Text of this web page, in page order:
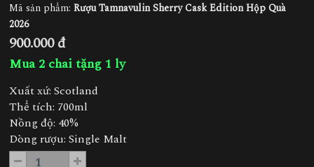
Mã sản phẩm: Rượu Tamnavulin Sherry Cask Edition Hộp Quà
2026
900.000 đ
Mua 2 chai tặng 1 ly
Xuất xứ: Scotland
Thể tích: 700ml
Nồng độ: 40%
Dòng rượu: Single Malt